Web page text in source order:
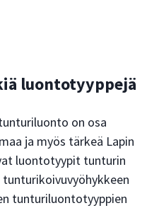
luontotyyppejä
on osa
ja myös tärkeä Lapin
luontotyypit tunturin
tunturiluontotyyppien